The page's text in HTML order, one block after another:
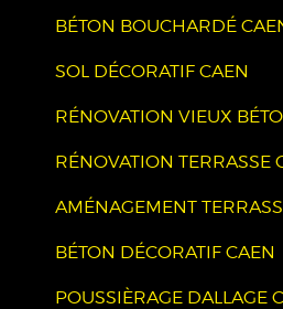
BÉTON BOUCHARDÉ
SOL DÉCORATIF CAEN
RÉNOVATION VIEUX
RÉNOVATION TERRASSE
AMÉNAGEMENT
BÉTON DÉCORATIF CAEN
POUSSIÈRAGE DALLAGE